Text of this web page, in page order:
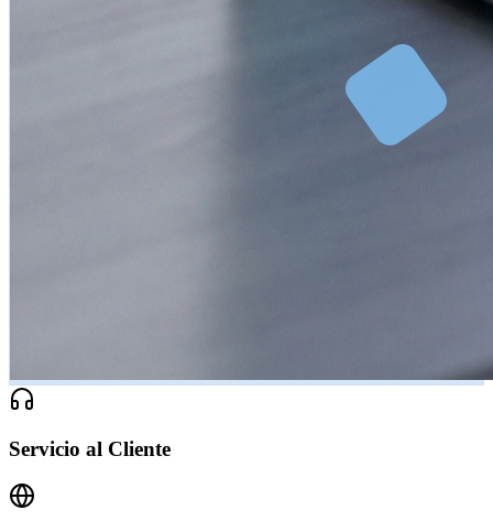
Servicio al Cliente